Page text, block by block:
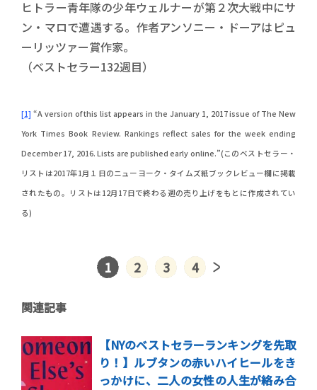
ヒトラー青年隊の少年ウェルナーが第２次大戦中にサ
ン・マロで遭遇する。作者アンソニー・ドーアはピュ
ーリッツァー賞作家。
（ベストセラー132週目）
[1] “A version of this list appears in the January 1, 2017 issue of The New
York Times Book Review. Rankings reflect sales for the week ending
December 17, 2016. Lists are published early online.”(このベストセラー・
リストは2017年1月１日のニューヨーク・タイムズ紙ブックレビュー欄に掲載
されたもの。リストは12月17日で終わる週の売り上げをもとに作成されてい
る)
1 2 3 4
関連記事
【NYのベストセラーランキングを先取
り！】ルブタンの赤いハイヒールをき
っかけに、二人の女性の人生が絡み合